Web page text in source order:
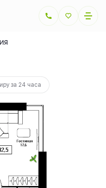
за 24 часа